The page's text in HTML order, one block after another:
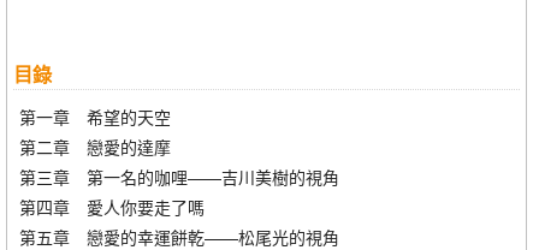
目錄
第一章 希望的天空
第二章 戀愛的達摩
第三章 第一名的咖哩——吉川美樹的視角
第四章 愛人你要走了嗎
第五章 戀愛的幸運餅乾——松尾光的視角